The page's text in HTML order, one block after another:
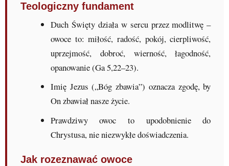
Teologiczny fundament
Duch Święty działa w sercu przez modlitwę –
owoce to: miłość, radość, pokój, cierpliwość,
uprzejmość, dobroć, wierność, łagodność,
opanowanie (Ga 5,22–23).
Imię Jezus („Bóg zbawia”) oznacza zgodę, by
On zbawiał nasze życie.
Prawdziwy owoc to upodobnienie do
Chrystusa, nie niezwykłe doświadczenia.
Jak rozeznawać owoce